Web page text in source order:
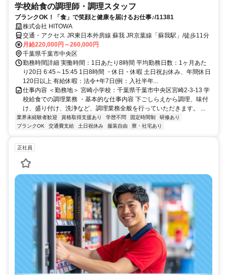
学校給食の調理師・調理スタッフ
ブランクOK！「食」で笑顔と健康を届けるお仕事♪/11381
株式会社 HITOWA
交通・アクセス JR東日本外房線 蘇我 JR京葉線「蘇我駅」/徒歩11分
月給220,000円～260,000円
千葉県千葉市中央区
勤務時間詳細 実働時間：1日あたり8時間 平均勤務日数：1ヶ月あた
り20日 6:45～15:45 1日8時間 ・休日・休暇 土日祝お休み、年間休日
120日以上 有給休暇：法令+年7日(例：入社半年...
仕事内容 ＜勤務地＞ 宮崎小学校：千葉県千葉市中央区宮崎2-3-13 学
校給食での調理業務 ・基本的な仕事内容 下ごしらえから調理、味付
け、盛り付け、洗浄など、調理業務全般を行っていただきます。 ...
業界未経験者歓迎 資格取得支援あり 学歴不問 固定時間制
研修あり
ブランクOK
交通費支給 土日祝休み 服装自由 寮・社宅あり
正社員